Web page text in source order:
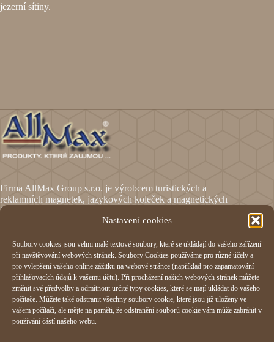
Nastavení cookies
Soubory cookies jsou velmi malé textové soubory, které se ukládají do vašeho zařízení
při navštěvování webových stránek. Soubory Cookies používáme pro různé účely a
pro vylepšení vašeho online zážitku na webové stránce (například pro zapamatování
přihlašovacích údajů k vašemu účtu). Při procházení našich webových stránek můžete
změnit své předvolby a odmítnout určité typy cookies, které se mají ukládat do vašeho
počítače. Můžete také odstranit všechny soubory cookie, které jsou již uloženy ve
vašem počítači, ale mějte na paměti, že odstranění souborů cookie vám může zabránit v
používání částí našeho webu.
jezerní sítiny.
Firma AllMax Group s.r.o. je výrobcem turistických a
reklamních magnetek, jazykových koleček a magnetických
fólií.
Informace
Obchodní podmínky
Reklamační formulář
Odstoupení od smlouvy
Ochrana osobních údajů
Cookies